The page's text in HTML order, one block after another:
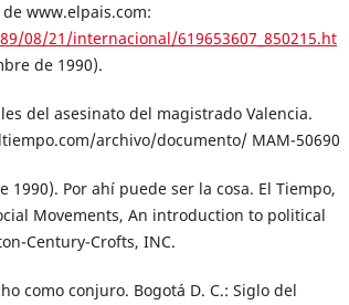
www.elpais.com:
08/21/internacional/619653607_850215.ht
de 1990).
del asesinato del magistrado Valencia.
archivo/documento/ MAM-50690
1990). Por ahí puede ser la cosa. El Tiempo,
Movements, An introduction to political
Century-Crofts, INC.
como conjuro. Bogotá D. C.: Siglo del